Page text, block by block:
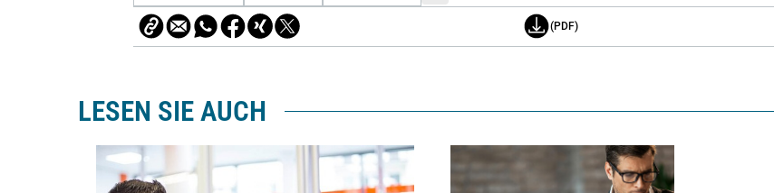
(PDF)
LESEN SIE AUCH